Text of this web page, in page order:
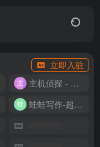
立即入驻
主机侦探 - 少花钱，用好云
蛙蛙写作-超级AI智能写作助手